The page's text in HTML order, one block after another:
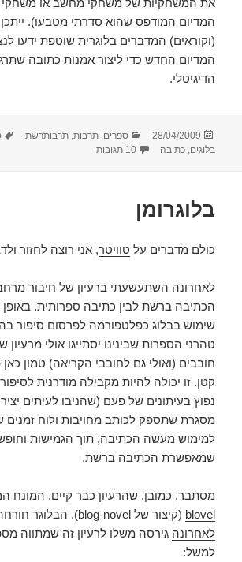
המדיום המודפס שהוא סדרתי מטבעו). ייתכן
(וקוראים) המדברים בלוגרית שוטפת ידעו
המדיום החדש כדי ליצור אמנות כתובה
הדיגיטלי.
פורסם
בתאריך
28/04/2009 קטגוריות
ספרים,תרבות,תרבותרשת
בלוגים,כתיבה 10 תגובות על בלוגרומן – המשך
בלוגרומן
כולם מדברים על טוויטר, אני רוצה לחזור
לאחרונה השתעשעתי ברעיון של חיבור
הכתיבה ברשת לבין כתיבה ספרותית. באופן
שימוש בבלוג כפלטפורמה לפרסום סיפור
טהרני הספרות שבינינו יסתייגו אולי
חובבים (ואולי גם לחובבי הקריאה) טמון
קטן. זו יכולה להיות מקבילה מודרנית
נפוץ בעיתונים של פעם (שהניבו לעיתים
מסגרת שתספק לכותב מחויבות ולוח זמנים
למימוש מעשה הכתיבה, תוך הגמישות
שמאפשרת הכתיבה ברשת.
מסתבר, כמובן, שהרעיון כבר קיים. המונח
blovel (קיצור של blog-novel). הבלוגר חורחה אסקובר
לאחרונה גירסה משלו לרעיון זה שמתווה
למשל: